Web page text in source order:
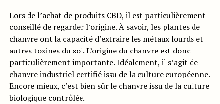
Lors de l’achat de produits CBD, il est particulièrement
conseillé de regarder l’origine. À savoir, les plantes de
chanvre ont la capacité d’extraire les métaux lourds et
autres toxines du sol. L’origine du chanvre est donc
particulièrement importante. Idéalement, il s’agit de
chanvre industriel certifié issu de la culture européenne.
Encore mieux, c’est bien sûr le chanvre issu de la culture
biologique contrôlée.